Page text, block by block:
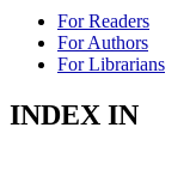
For Readers
For Authors
For Librarians
INDEX IN